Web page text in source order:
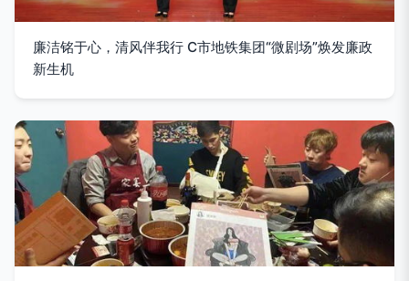
廉洁铭于心，清风伴我行 C市地铁集团“微剧场”焕发廉政
新生机